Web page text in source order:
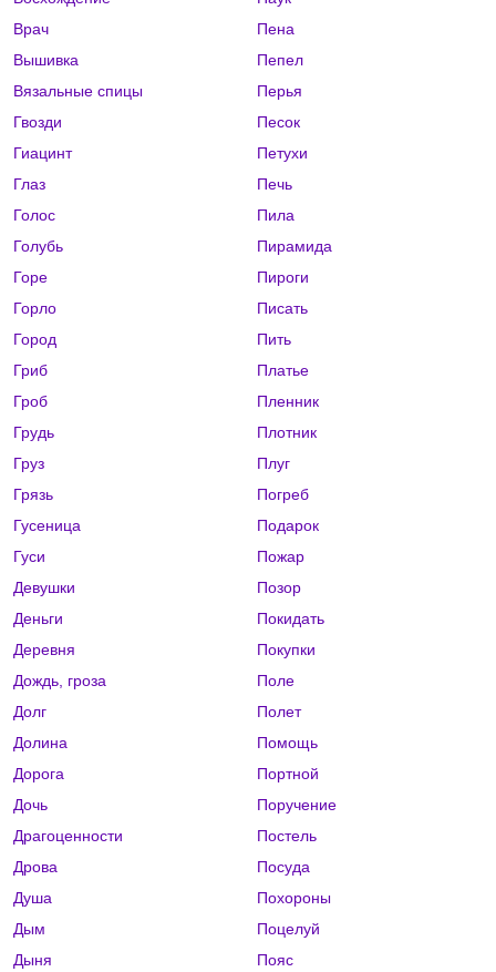
Врач
Вышивка
Вязальные спицы
Гвозди
Гиацинт
Глаз
Голос
Голубь
Горе
Горло
Город
Гриб
Гроб
Грудь
Груз
Грязь
Гусеница
Гуси
Девушки
Деньги
Деревня
Дождь, гроза
Долг
Долина
Дорога
Дочь
Драгоценности
Дрова
Душа
Дым
Дыня
Пена
Пепел
Перья
Песок
Петухи
Печь
Пила
Пирамида
Пироги
Писать
Пить
Платье
Пленник
Плотник
Плуг
Погреб
Подарок
Пожар
Позор
Покидать
Покупки
Поле
Полет
Помощь
Портной
Поручение
Постель
Посуда
Похороны
Поцелуй
Пояс